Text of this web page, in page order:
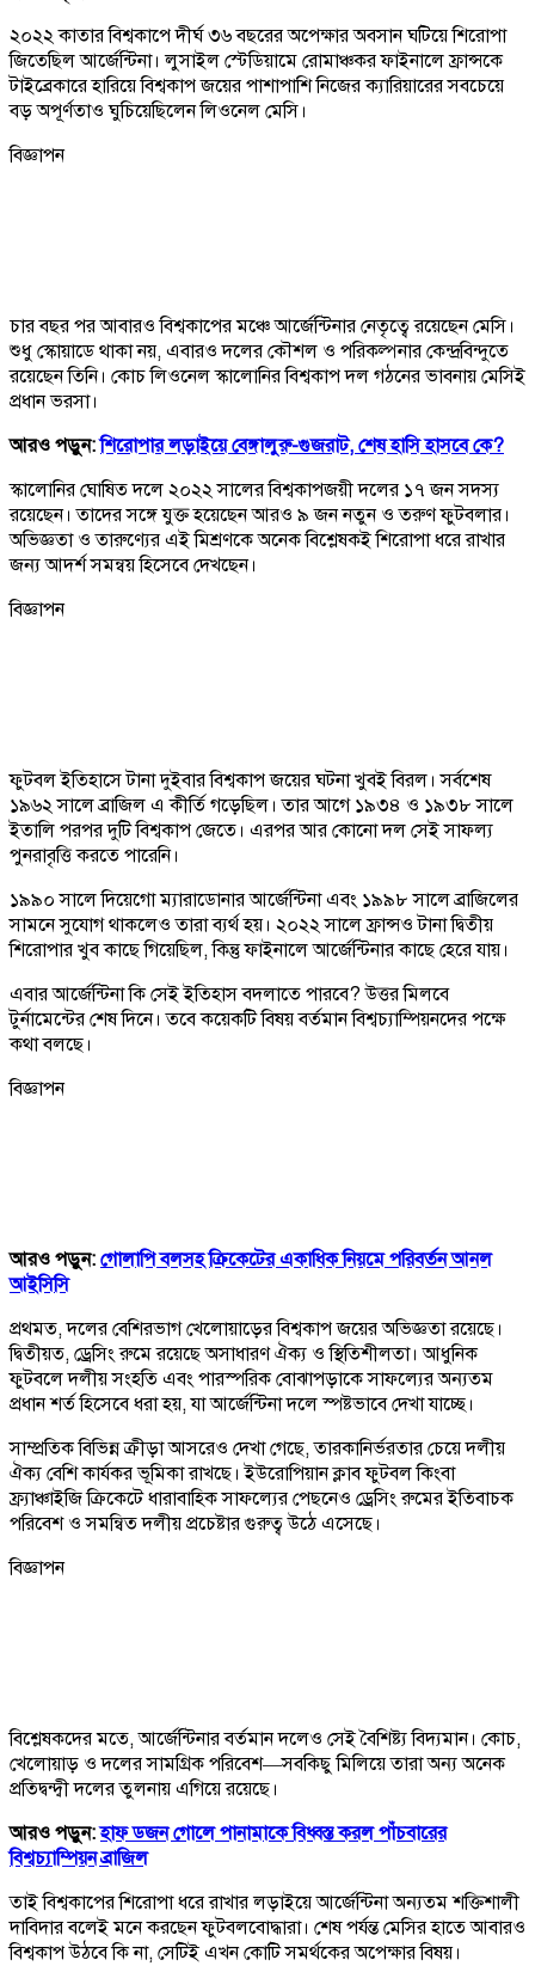
২০২২ কাতার বিশ্বকাপে দীর্ঘ ৩৬ বছরের অপেক্ষার অবসান ঘটিয়ে শিরোপা
জিতেছিল আর্জেন্টিনা। লুসাইল স্টেডিয়ামে রোমাঞ্চকর ফাইনালে ফ্রান্সকে
টাইব্রেকারে হারিয়ে বিশ্বকাপ জয়ের পাশাপাশি নিজের ক্যারিয়ারের সবচেয়ে
বড় অপূর্ণতাও ঘুচিয়েছিলেন লিওনেল মেসি।
বিজ্ঞাপন
চার বছর পর আবারও বিশ্বকাপের মঞ্চে আর্জেন্টিনার নেতৃত্বে রয়েছেন মেসি।
শুধু স্কোয়াডে থাকা নয়, এবারও দলের কৌশল ও পরিকল্পনার কেন্দ্রবিন্দুতে
রয়েছেন তিনি। কোচ লিওনেল স্কালোনির বিশ্বকাপ দল গঠনের ভাবনায় মেসিই
প্রধান ভরসা।
আরও পড়ুন:শিরোপার লড়াইয়ে বেঙ্গালুরু-গুজরাট, শেষ হাসি হাসবে কে?
স্কালোনির ঘোষিত দলে ২০২২ সালের বিশ্বকাপজয়ী দলের ১৭ জন সদস্য
রয়েছেন। তাদের সঙ্গে যুক্ত হয়েছেন আরও ৯ জন নতুন ও তরুণ ফুটবলার।
অভিজ্ঞতা ও তারুণ্যের এই মিশ্রণকে অনেক বিশ্লেষকই শিরোপা ধরে রাখার
জন্য আদর্শ সমন্বয় হিসেবে দেখছেন।
বিজ্ঞাপন
ফুটবল ইতিহাসে টানা দুইবার বিশ্বকাপ জয়ের ঘটনা খুবই বিরল। সর্বশেষ
১৯৬২ সালে ব্রাজিল এ কীর্তি গড়েছিল। তার আগে ১৯৩৪ ও ১৯৩৮ সালে
ইতালি পরপর দুটি বিশ্বকাপ জেতে। এরপর আর কোনো দল সেই সাফল্য
পুনরাবৃত্তি করতে পারেনি।
১৯৯০ সালে দিয়েগো ম্যারাডোনার আর্জেন্টিনা এবং ১৯৯৮ সালে ব্রাজিলের
সামনে সুযোগ থাকলেও তারা ব্যর্থ হয়। ২০২২ সালে ফ্রান্সও টানা দ্বিতীয়
শিরোপার খুব কাছে গিয়েছিল, কিন্তু ফাইনালে আর্জেন্টিনার কাছে হেরে যায়।
এবার আর্জেন্টিনা কি সেই ইতিহাস বদলাতে পারবে? উত্তর মিলবে
টুর্নামেন্টের শেষ দিনে। তবে কয়েকটি বিষয় বর্তমান বিশ্বচ্যাম্পিয়নদের পক্ষে
কথা বলছে।
বিজ্ঞাপন
আরও পড়ুন: গোলাপি বলসহ ক্রিকেটের একাধিক নিয়মে পরিবর্তন আনল
আইসিসি
প্রথমত, দলের বেশিরভাগ খেলোয়াড়ের বিশ্বকাপ জয়ের অভিজ্ঞতা রয়েছে।
দ্বিতীয়ত, ড্রেসিং রুমে রয়েছে অসাধারণ ঐক্য ও স্থিতিশীলতা। আধুনিক
ফুটবলে দলীয় সংহতি এবং পারস্পরিক বোঝাপড়াকে সাফল্যের অন্যতম
প্রধান শর্ত হিসেবে ধরা হয়, যা আর্জেন্টিনা দলে স্পষ্টভাবে দেখা যাচ্ছে।
সাম্প্রতিক বিভিন্ন ক্রীড়া আসরেও দেখা গেছে, তারকানির্ভরতার চেয়ে দলীয়
ঐক্য বেশি কার্যকর ভূমিকা রাখছে। ইউরোপিয়ান ক্লাব ফুটবল কিংবা
ফ্র্যাঞ্চাইজি ক্রিকেটে ধারাবাহিক সাফল্যের পেছনেও ড্রেসিং রুমের ইতিবাচক
পরিবেশ ও সমন্বিত দলীয় প্রচেষ্টার গুরুত্ব উঠে এসেছে।
বিজ্ঞাপন
বিশ্লেষকদের মতে, আর্জেন্টিনার বর্তমান দলেও সেই বৈশিষ্ট্য বিদ্যমান। কোচ,
খেলোয়াড় ও দলের সামগ্রিক পরিবেশ—সবকিছু মিলিয়ে তারা অন্য অনেক
প্রতিদ্বন্দ্বী দলের তুলনায় এগিয়ে রয়েছে।
আরও পড়ুন:হাফ ডজন গোলে পানামাকে বিধ্বস্ত করল পাঁচবারের
বিশ্বচ্যাম্পিয়ন ব্রাজিল
তাই বিশ্বকাপের শিরোপা ধরে রাখার লড়াইয়ে আর্জেন্টিনা অন্যতম শক্তিশালী
দাবিদার বলেই মনে করছেন ফুটবলবোদ্ধারা। শেষ পর্যন্ত মেসির হাতে আবারও
বিশ্বকাপ উঠবে কি না, সেটিই এখন কোটি সমর্থকের অপেক্ষার বিষয়।